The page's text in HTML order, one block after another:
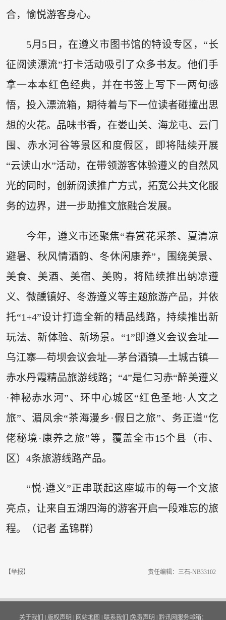
合，愉悦游客身心。
5月5日，在遵义市图书馆的特设专区，“长
征阅读漂流”打卡活动吸引了众多书友。他们手
拿一本本红色经典，并在书签上写下一两句感
悟，投入漂流箱，期待着与下一位读者碰撞出思
想的火花。品味书香，在娄山关、海龙屯、云门
囤、赤水河谷等景区和度假区，即将陆续开展
“云读山水”活动，在带领游客体验遵义的自然风
光的同时，创新阅读推广方式，拓宽公共文化服
务的边界，进一步助推文旅融合发展。
今年，遵义市还聚焦“春赏花采茶、夏清凉
避暑、秋风情酒韵、冬休闲康养”，围绕美景、
美食、美酒、美宿、美购，将陆续推出纳凉遵
义、微醺镇好、冬游遵义等主题旅游产品，并依
托“1+4”设计打造全新的精品线路，持续推出新
玩法、新体验、新场景。“1”即遵义会议会址—
乌江寨—苟坝会议会址—茅台酒镇—土城古镇—
赤水丹霞精品旅游线路；“4”是仁习赤“醉美遵义
·神秘赤水河”、环中心城区“红色圣地·人文之
旅”、湄凤余“茶海漫乡·假日之旅”、务正道“仡
佬秘境·康养之旅”等，覆盖全市15个县（市、
区）4条旅游线路产品。
“悦·遵义”正串联起这座城市的每一个文旅
亮点，让来自五湖四海的游客开启一段难忘的旅
程。（记者 孟锦群）
【举报】 责任编辑：三石-NB33102
关于我们 版权声明 网站地图 联系我们 免责声明 黔讯网服务邮箱：